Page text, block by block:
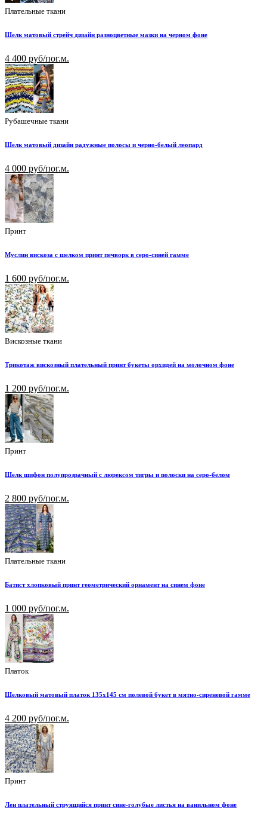
Плательные ткани
Шелк матовый стрейч дизайн разноцветные мазки на черном фоне
4 400 руб/пог.м.
Рубашечные ткани
Шелк матовый дизайн радужные полосы и черно-белый леопард
4 000 руб/пог.м.
Принт
Муслин вискоза с шелком принт печворк в серо-синей гамме
1 600 руб/пог.м.
Вискозные ткани
Трикотаж вискозный плательный принт букеты орхидей на молочном фоне
1 200 руб/пог.м.
Принт
Шелк шифон полупрозрачный с люрексом тигры и полоски на серо-белом
2 800 руб/пог.м.
Плательные ткани
Батист хлопковый принт геометрический орнамент на синем фоне
1 000 руб/пог.м.
Платок
Шелковый матовый платок 135х145 см полевой букет в мятно-сиреневой гамме
4 200 руб/пог.м.
Принт
Лен плательный струящийся принт сине-голубые листья на ванильном фоне